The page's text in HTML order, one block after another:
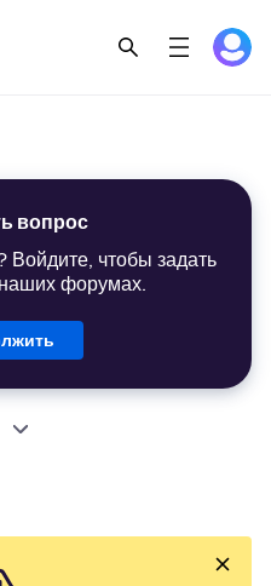
вопрос
чтобы задать
форумах.